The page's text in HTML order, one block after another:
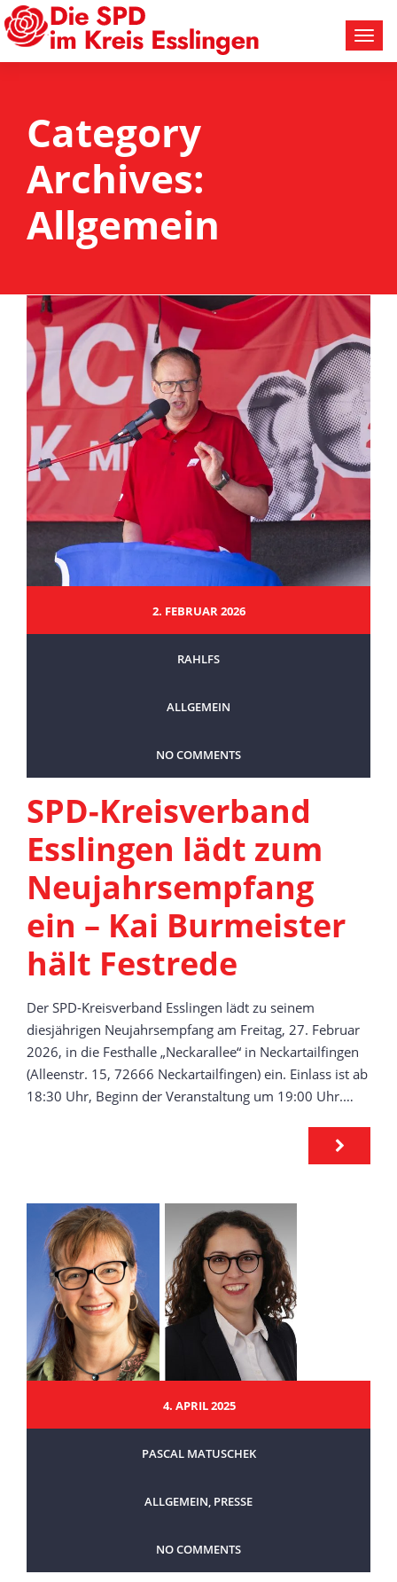
Category
Archives:
Allgemein
2. FEBRUAR 2026
RAHLFS
ALLGEMEIN
NO COMMENTS
SPD-Kreisverband
Esslingen lädt zum
Neujahrsempfang
ein – Kai Burmeister
hält Festrede
Der SPD-Kreisverband Esslingen lädt zu seinem
diesjährigen Neujahrsempfang am Freitag, 27. Februar
2026, in die Festhalle „Neckarallee“ in Neckartailfingen
(Alleenstr. 15, 72666 Neckartailfingen) ein. Einlass ist ab
18:30 Uhr, Beginn der Veranstaltung um 19:00 Uhr.…
4. APRIL 2025
PASCAL MATUSCHEK
ALLGEMEIN, PRESSE
NO COMMENTS